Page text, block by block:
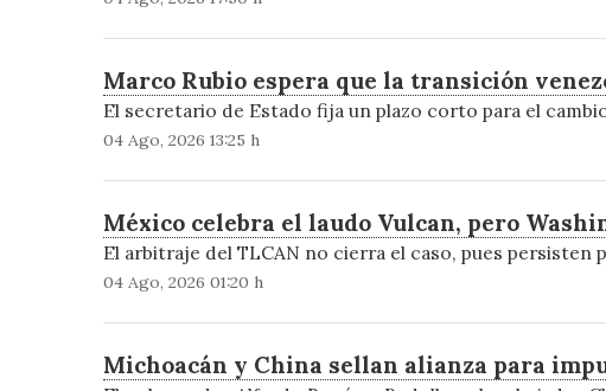
Marco Rubio espera que la transición
El secretario de Estado fija un plazo corto para el
04 Ago, 2026 13:25 h
México celebra el laudo Vulcan, pero
El arbitraje del TLCAN no cierra el caso, pues persisten
04 Ago, 2026 01:20 h
Michoacán y China sellan alianza para